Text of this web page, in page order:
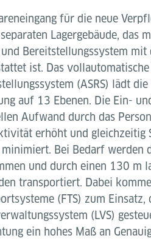
für die neue
Lagergebäude, das
und Bereitstellungssystem mit
ist. Das vollautomatische
(ASRS) lädt
auf 13 Ebenen. Die Ein-
Aufwand durch das
erhöht und gleichzeitig
minimiert. Bei Bedarf werden
und durch einen 130 m
transportiert. Dabei
(FTS) zum Einsatz,
(LVS)
ein hohes Maß an